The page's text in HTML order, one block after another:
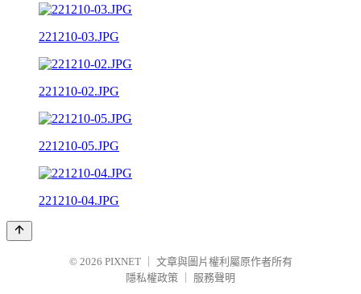
221210-03.JPG
221210-02.JPG
221210-05.JPG
221210-04.JPG
© 2026 PIXNET
文章與圖片權利屬原作者所有
隱私權政策
服務聲明